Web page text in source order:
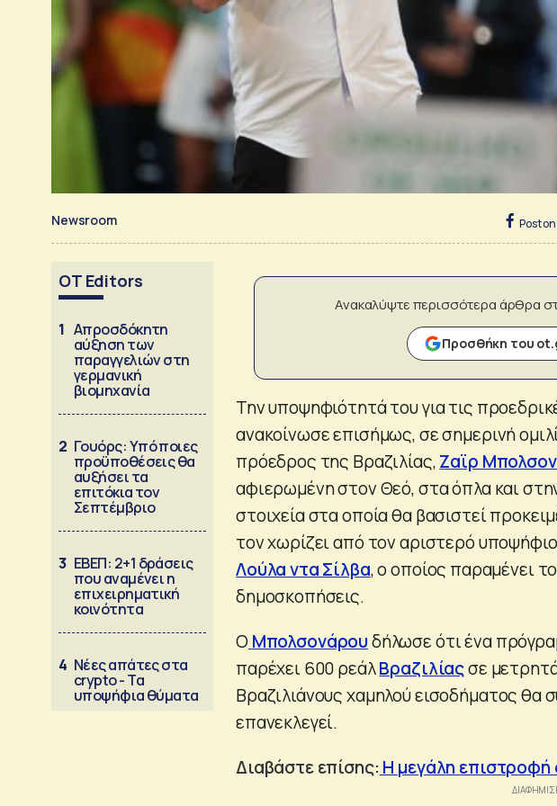
Newsroom Post
OT Editors
1 Απροσδόκητη
αύξηση των
παραγγελιών στη
γερμανική
βιομηχανία
2 Γουόρς: Υπό ποιες
προϋποθέσεις θα
αυξήσει τα
επιτόκια τον
Σεπτέμβριο
3 ΕΒΕΠ: 2+1 δράσεις
που αναμένει η
επιχειρηματική
κοινότητα
4 Νέες απάτες στα
crypto - Τα
υποψήφια θύματα
Ανακαλύψτε περισσότερα άρθρα
Προσθήκη του
Την υποψηφιότητά του για τις
ανακοίνωσε επισήμως, σε σημερινή
πρόεδρος της Βραζιλίας,Ζαϊρ
αφιερωμένη στον Θεό, στα όπλα και
στοιχεία στα οποία θα βασιστεί
τον χωρίζει από τον αριστερό
Λούλα ντα Σίλβα, ο οποίος παραμένει
δημοσκοπήσεις.
Ο Μπολσονάρουδήλωσε ότι ένα
παρέχει 600 ρεάλΒραζιλίαςσε
Βραζιλιάνους χαμηλού εισοδήματος θα
επανεκλεγεί.
Διαβάστε επίσης: Η μεγάλη επιστροφή